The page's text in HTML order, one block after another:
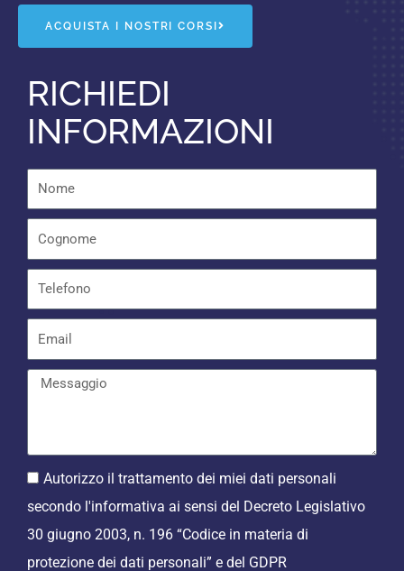
e
b
o
o
k
-
f
t
s
a
p
p
ACQUISTA I NOSTRI CORSI
RICHIEDI
INFORMAZIONI
Autorizzo il trattamento dei miei dati personali
secondo l'informativa ai sensi del Decreto Legislativo
30 giugno 2003, n. 196 “Codice in materia di
protezione dei dati personali” e del GDPR